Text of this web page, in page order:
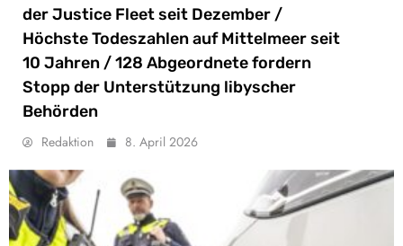
der Justice Fleet seit Dezember /
Höchste Todeszahlen auf Mittelmeer seit
10 Jahren / 128 Abgeordnete fordern
Stopp der Unterstützung libyscher
Behörden
Redaktion 8. April 2026